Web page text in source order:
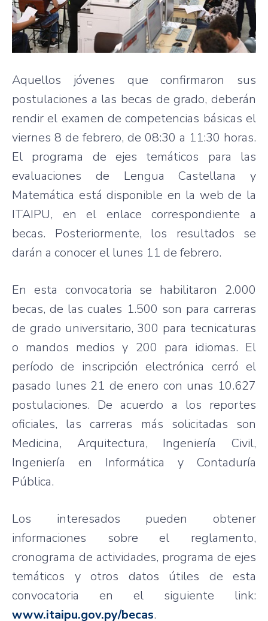
Aquellos jóvenes que confirmaron sus
postulaciones a las becas de grado, deberán
rendir el examen de competencias básicas el
viernes 8 de febrero, de 08:30 a 11:30 horas.
El programa de ejes temáticos para las
evaluaciones de Lengua Castellana y
Matemática está disponible en la web de la
ITAIPU, en el enlace correspondiente a
becas. Posteriormente, los resultados se
darán a conocer el lunes 11 de febrero.
En esta convocatoria se habilitaron 2.000
becas, de las cuales 1.500 son para carreras
de grado universitario, 300 para tecnicaturas
o mandos medios y 200 para idiomas. El
período de inscripción electrónica cerró el
pasado lunes 21 de enero con unas 10.627
postulaciones. De acuerdo a los reportes
oficiales, las carreras más solicitadas son
Medicina, Arquitectura, Ingeniería Civil,
Ingeniería en Informática y Contaduría
Pública.
Los interesados pueden obtener
informaciones sobre el reglamento,
cronograma de actividades, programa de ejes
temáticos y otros datos útiles de esta
convocatoria en el siguiente link:
www.itaipu.gov.py/becas.